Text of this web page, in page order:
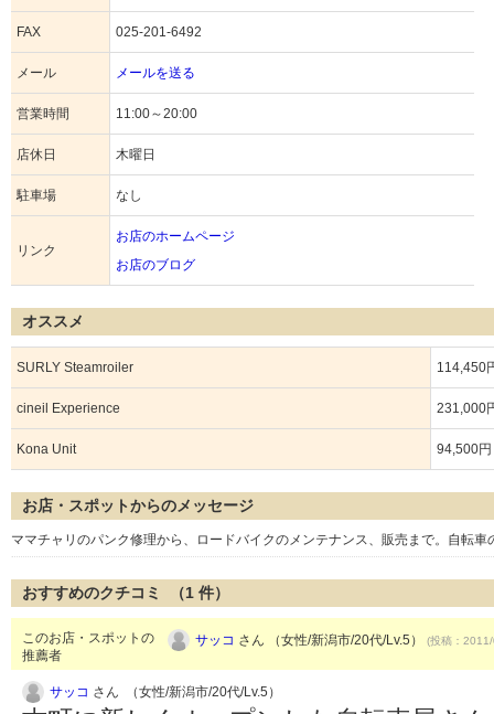
FAX 025-201-6492
メール メールを送る
営業時間 11:00～20:00
店休日 木曜日
駐車場 なし
リンク
お店のホームページ
お店のブログ
オススメ
SURLY Steamroiler 114,450
cineil Experience 231,000
Kona Unit 94,500円
お店・スポットからのメッセージ
ママチャリのパンク修理から、ロードバイクのメンテナンス、販売まで。自転
おすすめのクチコミ （1 件）
このお店・スポットの
推薦者
サッコ さん （女性/新潟市/20代/Lv.5） (投稿：
サッコ さん （女性/新潟市/20代/Lv.5）